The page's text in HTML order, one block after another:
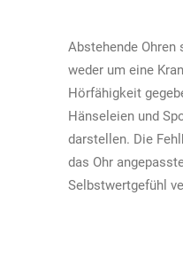
Abstehende Ohren
weder um eine
Hörfähigkeit
Hänseleien und
darstellen. Die
das Ohr
Selbstwertgefühl